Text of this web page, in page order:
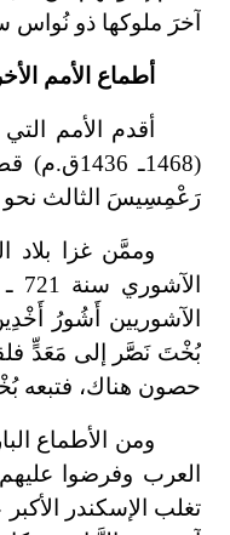
آخرَ ملوكها ذو نُواس
أطماع الأمم
أقدم الأمم
(1468ـ
رَعْمِسِيسَ الثالث نحو 1200 قبل الميلاد أرسل جيشه للبحث عن المعادن الثمينة في سيناء، وفعل مثل ذلك رَمْسِيسُ الثاني.
وممَّن غزا بلاد
الآشوريين أَشُورُ
بُخْتَ نَصََّر إلى مَعَدٍّ
حصون هناك، فتبعه
ومن الأطماع
العرب وفرضوا
تغلب الإسكندر